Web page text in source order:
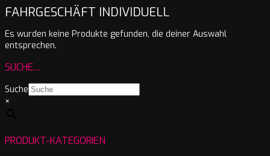
FAHRGESCHÄFT INDIVIDUELL
Es wurden keine Produkte gefunden, die deiner Auswahl
entsprechen.
SUCHE…
Suche
×
PRODUKT-KATEGORIEN